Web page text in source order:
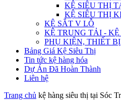
KỆ SIÊU THỊ
KỆ SIÊU THỊ
KỆ SẮT V LỖ
KỆ TRUNG TẢI -
PHỤ KIỆN, THIẾT
Bảng Giá Kệ Siêu Thị
Tin tức kệ hàng hóa
Dự Án Đã Hoàn Thành
Liên hệ
Trang chủ kệ hàng siêu thị tại Sóc